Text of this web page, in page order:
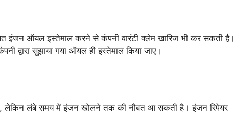
इंजन ऑयल इस्तेमाल करने से कंपनी वारंटी क्लेम खारिज भी कर सकती है।
द्वारा सुझाया गया ऑयल ही इस्तेमाल किया जाए।
लंबे समय में इंजन खोलने तक की नौबत आ सकती है। इंजन रिपेयर